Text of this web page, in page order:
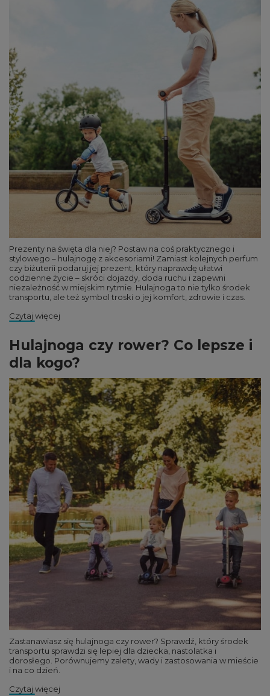
Prezenty na święta dla niej? Postaw na coś praktycznego i
stylowego – hulajnogę z akcesoriami! Zamiast kolejnych perfum
czy biżuterii podaruj jej prezent, który naprawdę ułatwi
codzienne życie – skróci dojazdy, doda ruchu i zapewni
niezależność w miejskim rytmie. Hulajnoga to nie tylko środek
transportu, ale też symbol troski o jej komfort, zdrowie i czas.
Czytaj więcej
Hulajnoga czy rower? Co lepsze i
dla kogo?
Zastanawiasz się hulajnoga czy rower? Sprawdź, który środek
transportu sprawdzi się lepiej dla dziecka, nastolatka i
dorosłego. Porównujemy zalety, wady i zastosowania w mieście
i na co dzień.
Czytaj więcej